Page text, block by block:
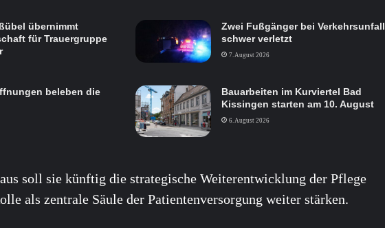
übernimmt
für Trauergruppe
Zwei Fußgänger bei Verkehrsunfall
schwer verletzt
7. August 2026
beleben die
Bauarbeiten im Kurviertel Bad
Kissingen starten am 10. August
6. August 2026
soll sie künftig die strategische Weiterentwicklung der Pflege
als zentrale Säule der Patientenversorgung weiter stärken.